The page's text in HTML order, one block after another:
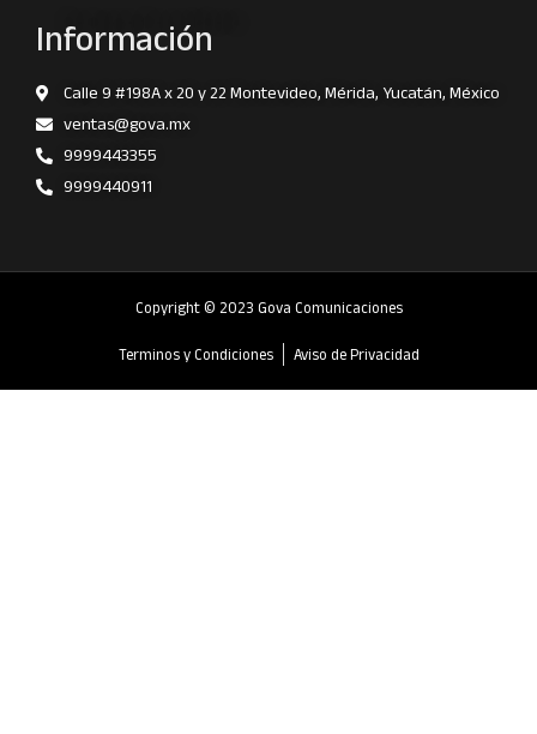
Información
Calle 9 #198A x 20 y 22 Montevideo, Mérida, Yucatán, México
ventas@gova.mx
9999443355
9999440911
Copyright © 2023 Gova Comunicaciones
Terminos y Condiciones Aviso de Privacidad